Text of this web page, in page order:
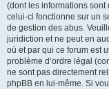
(dont les informations
celui-ci fonctionne sur un
de gestion des abus.
juridiction et ne peut en
où et par qui ce forum est
problème d’ordre légal
ne sont pas directement
phpBB en lui-même. Si